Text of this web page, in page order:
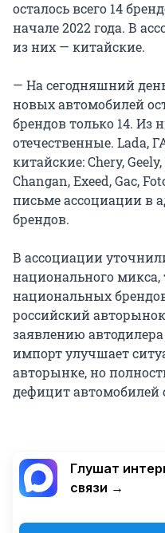
осталось всего 14
начале 2022 года. В
из них — китайские.
— На сегодняшний
новых автомобилей
брендов только 14. Из
отечественные. Lada,
китайские: Chery,
Changan, Exeed, Gac,
письме ассоциации в
брендов.
В ассоциации
национального микса,
национальных
российский
заявлению
импорт улучшает
авторынке, но
дефицит автомобилей
Глушат
связи →